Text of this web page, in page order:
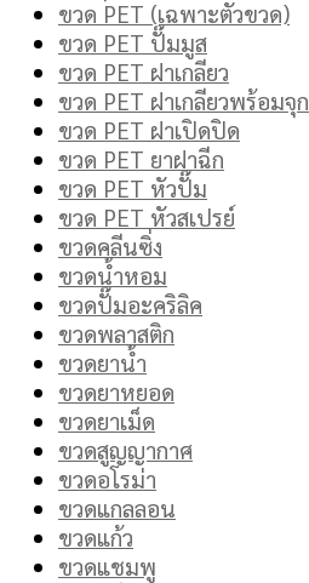
ขวด PET (เฉพาะตัวขวด)
ขวด PET ปั๊มมูส
ขวด PET ฝาเกลียว
ขวด PET ฝาเกลียวพร้อมจุก
ขวด PET ฝาเปิดปิด
ขวด PET ยาฝาฉีก
ขวด PET หัวปั๊ม
ขวด PET หัวสเปรย์
ขวดคลีนซิ่ง
ขวดน้ำหอม
ขวดปั๊มอะคริลิค
ขวดพลาสติก
ขวดยาน้ำ
ขวดยาหยอด
ขวดยาเม็ด
ขวดสูญญากาศ
ขวดอโรม่า
ขวดแกลลอน
ขวดแก้ว
ขวดแชมพู